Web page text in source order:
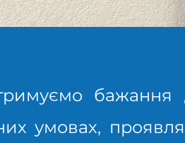
бажання
умовах,